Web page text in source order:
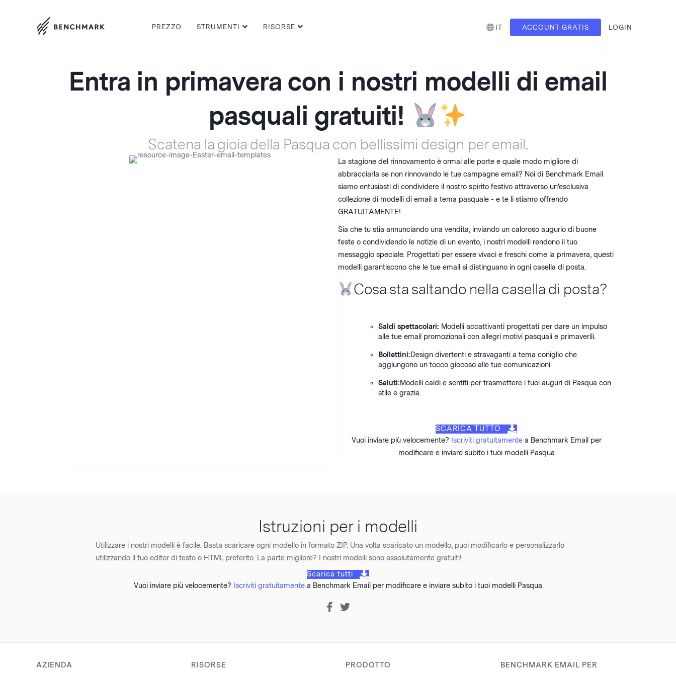
PREZZO STRUMENTI RISORSE IT ACCOUNT GRATIS LOGIN
Entra in primavera con i nostri modelli di email
pasquali gratuiti!
Scatena la gioia della Pasqua con bellissimi design per email.
La stagione del rinnovamento è ormai alle porte e quale modo migliore di
abbracciarla se non rinnovando le tue campagne email? Noi di Benchmark Email
siamo entusiasti di condividere il nostro spirito festivo attraverso un'esclusiva
collezione di modelli di email a tema pasquale - e te li stiamo offrendo
GRATUITAMENTE!
Sia che tu stia annunciando una vendita, inviando un caloroso augurio di buone
feste o condividendo le notizie di un evento, i nostri modelli rendono il tuo
messaggio speciale. Progettati per essere vivaci e freschi come la primavera, questi
modelli garantiscono che le tue email si distinguano in ogni casella di posta.
Cosa sta saltando nella casella di posta?
Saldi spettacolari: Modelli accattivanti progettati per dare un impulso
alle tue email promozionali con allegri motivi pasquali e primaverili.
Bollettini:Design divertenti e stravaganti a tema coniglio che
aggiungono un tocco giocoso alle tue comunicazioni.
Saluti:Modelli caldi e sentiti per trasmettere i tuoi auguri di Pasqua con
stile e grazia.
SCARICA TUTTO
Vuoi inviare più velocemente? Iscriviti gratuitamentea Benchmark Email per
modificare e inviare subito i tuoi modelli Pasqua
Istruzioni per i modelli
Utilizzare i nostri modelli è facile. Basta scaricare ogni modello in formato ZIP. Una volta scaricato un modello, puoi modificarlo e personalizzarlo
utilizzando il tuo editor di testo o HTML preferito. La parte migliore? I nostri modelli sono assolutamente gratuiti!
Scarica tutti
Vuoi inviare più velocemente? Iscriviti gratuitamente a Benchmark Email per modificare e inviare subito i tuoi modelli Pasqua
AZIENDA RISORSE PRODOTTO BENCHMARK EMAIL PER